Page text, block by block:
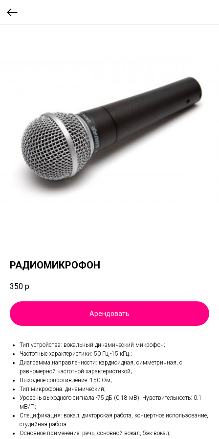
РАДИОМИКРОФОН
350 р.
Арендовать
Тип устройства: вокальный динамический микрофон;
Частотные характеристики: 50 Гц -15 кГц.;
Диаграмма направленности: кардиоидная, симметричная, с
равномерной частотной характеристикой;
Выходное сопротивление: 150 Ом;
Тип микрофона: динамический;
Уровень выходного сигнала -75 дБ (0.18 мВ). Чувствительность: 0.1
мВ/П;
Спецификация: вокал, дикторская работа, концертное использование,
студийная работа.
Основное применение: речь, основной вокал, бэк-вокал;